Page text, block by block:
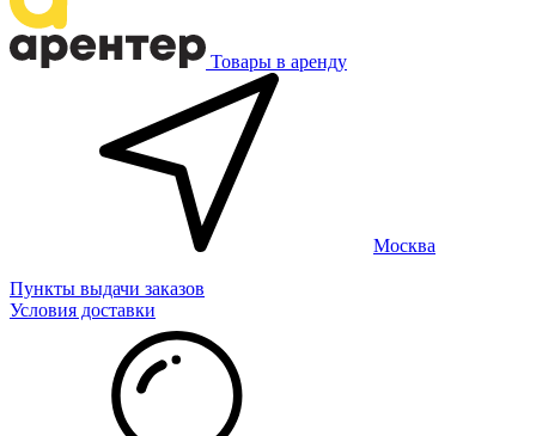
Товары в аренду
Москва
Пункты выдачи заказов
Условия доставки